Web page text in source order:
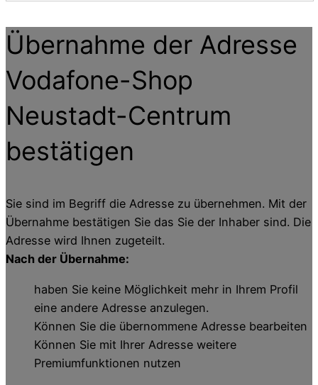
Übernahme der Adresse
Vodafone-Shop
Neustadt-Centrum
bestätigen
Sie sind im Begriff die Adresse zu übernehmen. Mit der
Übernahme bestätigen Sie das Sie der Inhaber sind. Die
Adresse wird Ihnen zugeteilt.
Nach der Übernahme:
haben Sie keine Möglichkeit mehr in Ihrem Profil
eine andere Adresse anzulegen.
Können Sie die übernommene Adresse bearbeiten
Können Sie mit Ihrer Adresse weitere
Premiumfunktionen nutzen